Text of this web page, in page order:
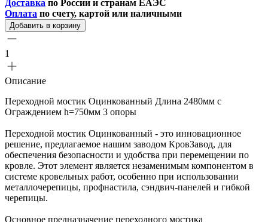
Доставка по России и странам ЕАЭС
Оплата по счету, картой или наличными
Добавить в корзину
1
Описание
Переходной мостик Оцинкованный Длина 2480мм с
Ограждением h=750мм 3 опоры
Переходной мостик Оцинкованный - это инновационное
решение, предлагаемое нашим заводом КровЗавод, для
обеспечения безопасности и удобства при перемещении по
кровле. Этот элемент является незаменимым компонентом в
системе кровельных работ, особенно при использовании
металлочерепицы, профнастила, сэндвич-панелей и гибкой
черепицы.
Основное предназначение переходного мостика